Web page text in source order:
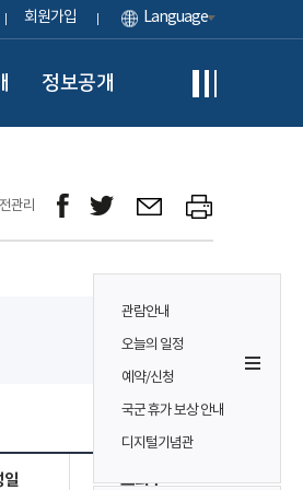
회원가입 Language
정보공개
관람안내
오늘의 일정
예약/신청
국군 휴가 보상 안내
디지털기념관
관리
일 조회수